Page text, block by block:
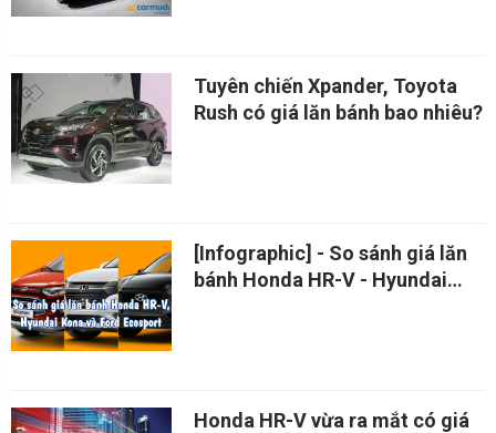
Tuyên chiến Xpander, Toyota
Rush có giá lăn bánh bao nhiêu?
[Infographic] - So sánh giá lăn
bánh Honda HR-V - Hyundai
Honda HR-V vừa ra mắt có giá